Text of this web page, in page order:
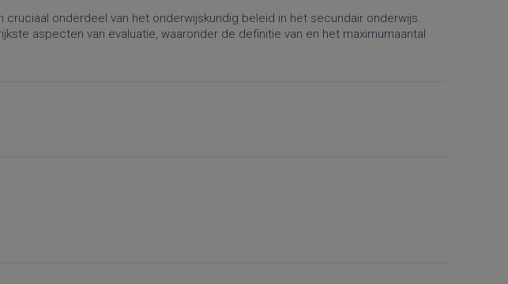
onderdeel van het onderwijskundig beleid in het secundair onderwijs.
aspecten van evaluatie, waaronder de definitie van en het maximumaantal